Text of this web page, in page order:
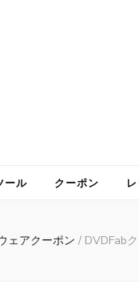
ール クーポン
ェアクーポン / DVDFab